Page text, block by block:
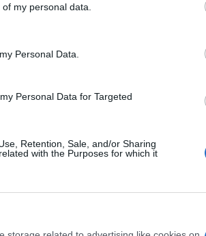
my personal data.
Personal Data.
Personal Data for Targeted
Retention, Sale, and/or Sharing
with the Purposes for which it
μεγάλο λιμάνι για να